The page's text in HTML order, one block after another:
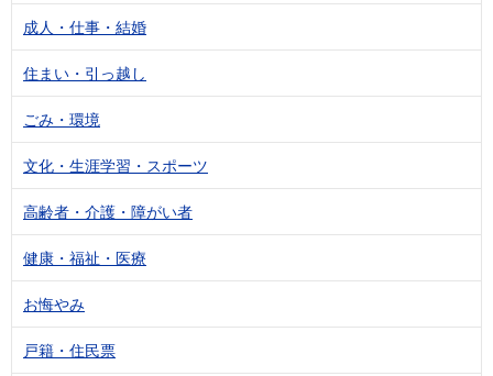
成人・仕事・結婚
住まい・引っ越し
ごみ・環境
文化・生涯学習・スポーツ
高齢者・介護・障がい者
健康・福祉・医療
お悔やみ
戸籍・住民票